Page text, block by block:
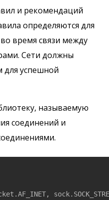
и рекомендаций
определяются для
время связи между
Сети должны
для успешной
называемую
соединений и